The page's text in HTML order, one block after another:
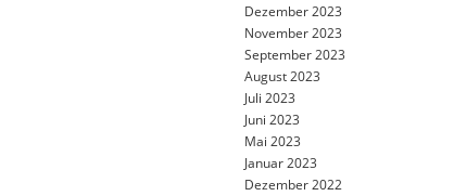
Dezember 2023
November 2023
September 2023
August 2023
Juli 2023
Juni 2023
Mai 2023
Januar 2023
Dezember 2022